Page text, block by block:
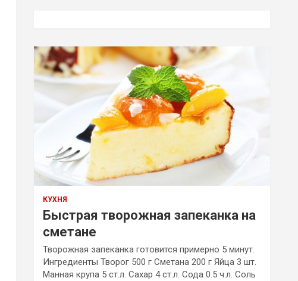
КУХНЯ
Быстрая творожная запеканка на
сметане
Творожная запеканка готовится примерно 5 минут.
Ингредиенты Творог 500 г Сметана 200 г Яйца 3 шт.
Манная крупа 5 ст.л. Сахар 4 ст.л. Сода 0.5 ч.л. Соль